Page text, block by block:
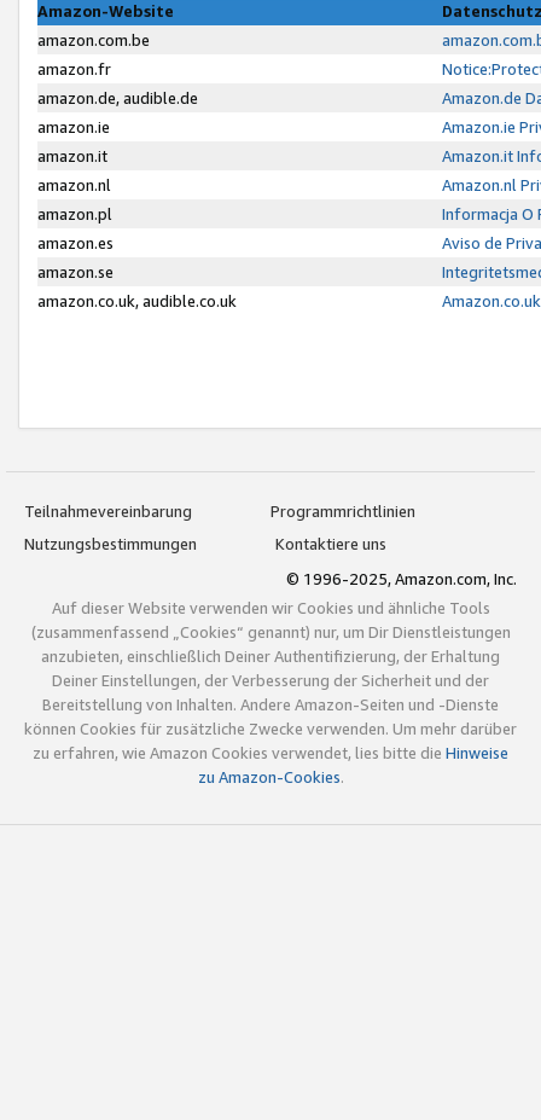
Amazon-Website
amazon.com.be
amazon.fr
amazon.de, audible.de
Amazon.de
amazon.ie
Amazon.ie
amazon.it
Amazon.it
amazon.nl
Amazon.nl
amazon.pl
Informacja O
amazon.es
Aviso de
amazon.se
amazon.co.uk, audible.co.uk
Teilnahmevereinbarung
Programmrichtlinien
Nutzungsbestimmungen
Kontaktiere uns
© 1996-2025, Amazon.com, Inc.
Auf dieser Website verwenden wir Cookies und ähnliche Tools
(zusammenfassend „Cookies“ genannt) nur, um Dir Dienstleistungen
anzubieten, einschließlich Deiner Authentifizierung, der Erhaltung
Deiner Einstellungen, der Verbesserung der Sicherheit und der
Bereitstellung von Inhalten. Andere Amazon-Seiten und -Dienste
können Cookies für zusätzliche Zwecke verwenden. Um mehr darüber
zu erfahren, wie Amazon Cookies verwendet, lies bitte die Hinweise
zu Amazon-Cookies.